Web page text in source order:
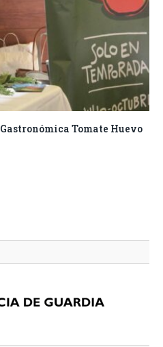
Tomate Huevo